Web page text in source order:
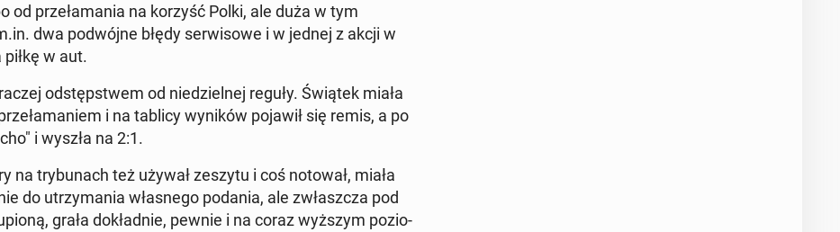
od prze­ła­ma­nia na korzyść Polki, ale duża w tym
dwa po­dwój­ne błędy ser­wi­so­we i w jednej z akcji w
w aut.
od­stęp­stwem od nie­dziel­nej reguły. Świątek miała
i na tablicy wyników pojawił się remis, a po
i wyszła na 2:1.
na try­bu­nach też używał zeszytu i coś notował, miała
do utrzy­ma­nia wła­sne­go podania, ale zwłasz­cza pod
grała do­kład­nie, pewnie i na coraz wyższym po­zio­